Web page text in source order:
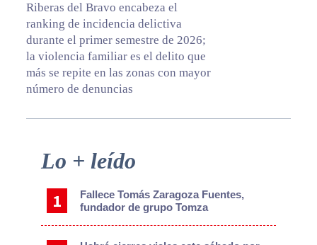
Riberas del Bravo encabeza el
ranking de incidencia delictiva
durante el primer semestre de 2026;
la violencia familiar es el delito que
más se repite en las zonas con mayor
número de denuncias
Primary
Lo + leído
Fallece Tomás Zaragoza Fuentes,
fundador de grupo Tomza